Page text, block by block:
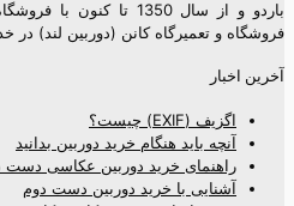
فروشگاه و تعمیرگاه کانن (دوربین لند)
آخرین اخبار
اگزیف (EXIF) چیست؟
آنچه باید هنگام خرید دوربین بدانید
راهنمای خرید دوربین عکاسی دست
آشنایی با خرید دوربین دست دوم